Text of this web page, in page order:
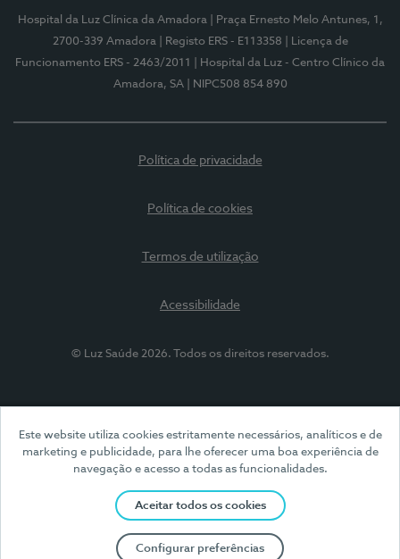
Este website utiliza cookies estritamente necessários, analíticos e de
marketing e publicidade, para lhe oferecer uma boa experiência de
navegação e acesso a todas as funcionalidades.
Aceitar todos os cookies
Configurar preferências
Hospital da Luz Clínica da Amadora
| Praça Ernesto Melo Antunes, 1,
2700-339 Amadora
| Registo ERS - E113358
| Licença de
Funcionamento ERS - 2463/2011
| Hospital da Luz - Centro Clínico da
Amadora, SA
| NIPC508 854 890
Política de privacidade
Política de cookies
Termos de utilização
Acessibilidade
© Luz Saúde 2026. Todos os direitos reservados.